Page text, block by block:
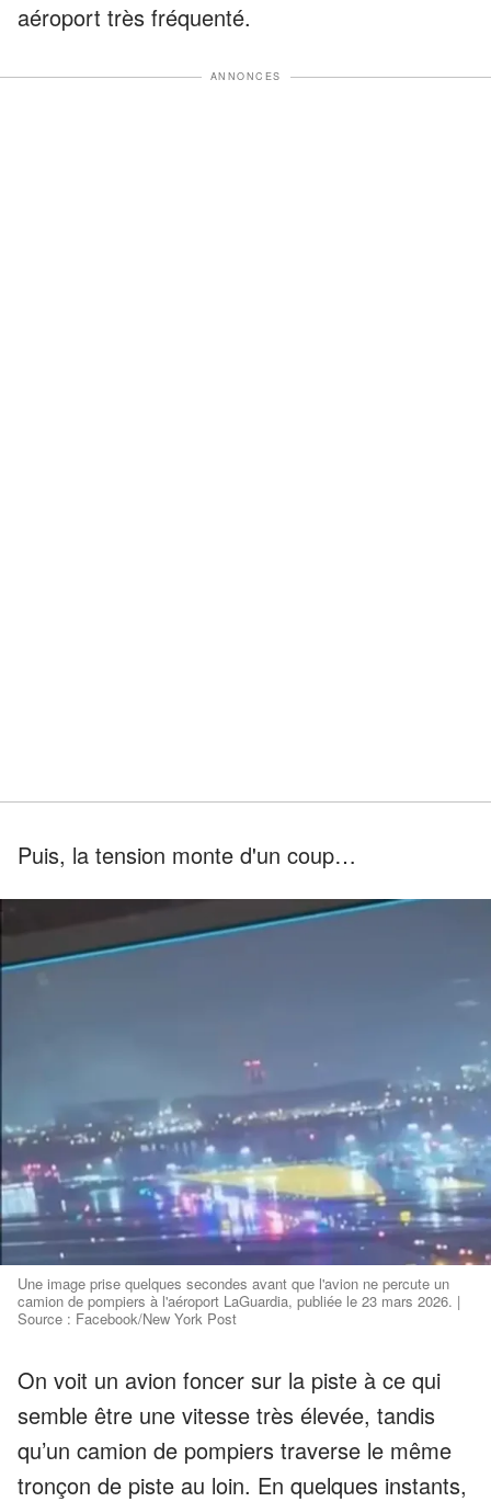
aéroport très fréquenté.
ANNONCES
Puis, la tension monte d'un coup…
Une image prise quelques secondes avant que l'avion ne percute un
camion de pompiers à l'aéroport LaGuardia, publiée le 23 mars 2026. |
Source : Facebook/New York Post
On voit un avion foncer sur la piste à ce qui
semble être une vitesse très élevée, tandis
qu’un camion de pompiers traverse le même
tronçon de piste au loin. En quelques instants,